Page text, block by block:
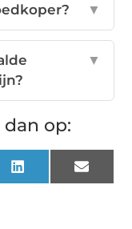
▼
▼
op:
LinkedInEmail